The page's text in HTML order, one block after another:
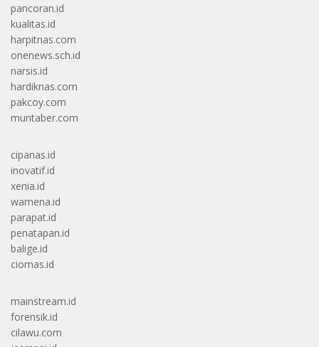
pancoran.id
kualitas.id
harpitnas.com
onenews.sch.id
narsis.id
hardiknas.com
pakcoy.com
muntaber.com
cipanas.id
inovatif.id
xenia.id
wamena.id
parapat.id
penatapan.id
balige.id
ciomas.id
mainstream.id
forensik.id
cilawu.com